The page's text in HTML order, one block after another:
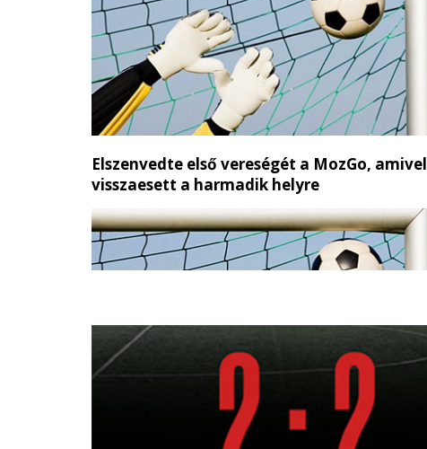
Elszenvedte első vereségét a MozGo, amivel
visszaesett a harmadik helyre